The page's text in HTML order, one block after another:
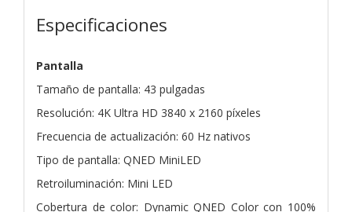
Especificaciones
Pantalla
Tamaño de pantalla: 43 pulgadas
Resolución: 4K Ultra HD 3840 x 2160 píxeles
Frecuencia de actualización: 60 Hz nativos
Tipo de pantalla: QNED MiniLED
Retroiluminación: Mini LED
Cobertura de color: Dynamic QNED Color con 100%